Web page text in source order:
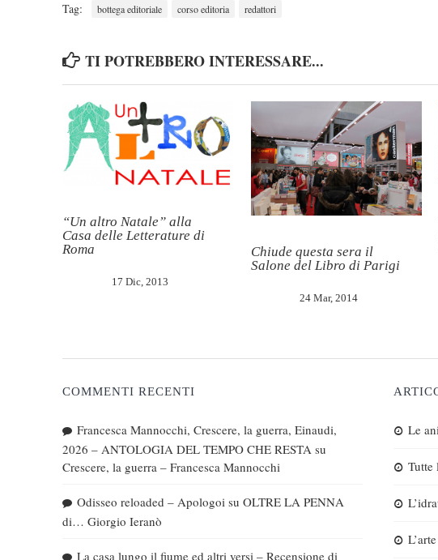
Tag: bottega editoriale corso editoria redattori
TI POTREBBERO INTERESSARE...
“Un altro Natale” alla
Casa delle Letterature di
Roma
17 Dic, 2013
Chiude questa sera il
Salone del Libro di Parigi
24 Mar, 2014
COMMENTI RECENTI
Francesca Mannocchi, Crescere, la guerra, Einaudi,
2026 – ANTOLOGIA DEL TEMPO CHE RESTA su
Crescere, la guerra – Francesca Mannocchi
Odisseo reloaded – Apologoi su OLTRE LA PENNA
di… Giorgio Ieranò
La casa lungo il fiume ed altri versi – Recensione di
Le
Tutte